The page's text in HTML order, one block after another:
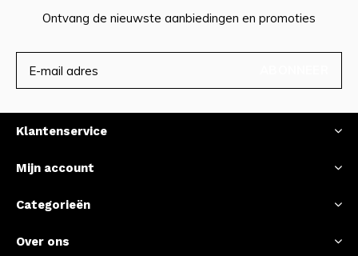
Ontvang de nieuwste aanbiedingen en promoties
Klantenservice
Mijn account
Categorieën
Over ons